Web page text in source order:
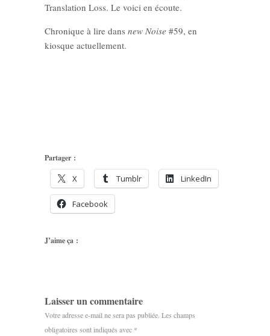
Translation Loss. Le voici en écoute.
Chronique à lire dans new Noise #59, en
kiosque actuellement.
Partager :
X Tumblr LinkedIn
Facebook
J’aime ça :
Laisser un commentaire
Votre adresse e-mail ne sera pas publiée. Les champs
obligatoires sont indiqués avec *